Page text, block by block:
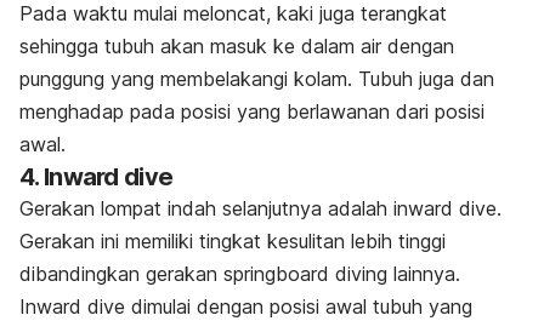
Pada waktu mulai meloncat, kaki juga terangkat
sehingga tubuh akan masuk ke dalam air dengan
punggung yang membelakangi kolam. Tubuh juga dan
menghadap pada posisi yang berlawanan dari posisi
awal.
4. Inward dive
Gerakan lompat indah selanjutnya adalah inward dive.
Gerakan ini memiliki tingkat kesulitan lebih tinggi
dibandingkan gerakan springboard diving lainnya.
Inward dive dimulai dengan posisi awal tubuh yang